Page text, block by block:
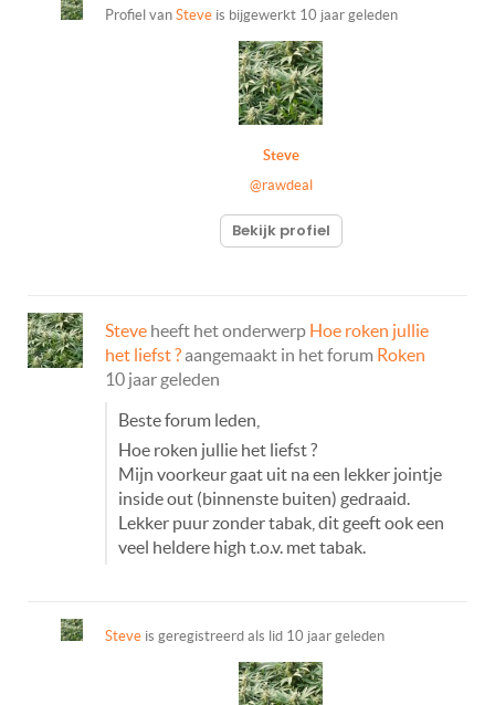
Profiel van Steve is bijgewerkt 10 jaar geleden
Steve
@rawdeal
Bekijk profiel
Steve heeft het onderwerp Hoe roken jullie
het liefst ?aangemaakt in het forum Roken
10 jaar geleden
Beste forum leden,
Hoe roken jullie het liefst ?
Mijn voorkeur gaat uit na een lekker jointje
inside out (binnenste buiten) gedraaid.
Lekker puur zonder tabak, dit geeft ook een
veel heldere high t.o.v. met tabak.
Steve is geregistreerd als lid 10 jaar geleden